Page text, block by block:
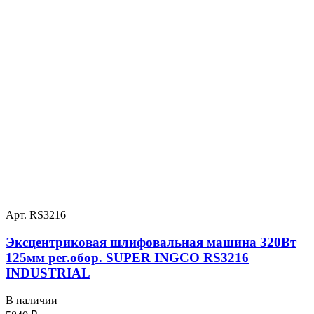
Арт. RS3216
Эксцентриковая шлифовальная машина 320Вт
125мм рег.обор. SUPER INGCO RS3216
INDUSTRIAL
В наличии